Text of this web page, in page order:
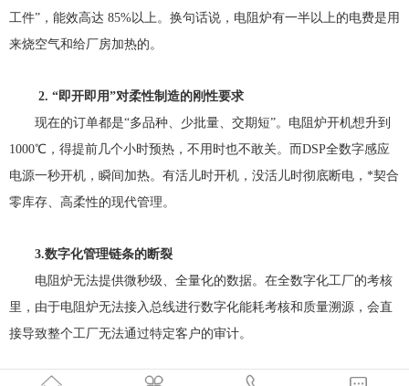
工件”，能效高达 ‭85%以上。换句话说，电阻炉有一半以上的电费是用
来烧空气和给厂房加热的。
2. “即开即用”对柔性制造的刚性要求
现在的订单都是“多品种、少批量、交期短”。电阻炉开机想升到
1000℃，得提前几个小时预热，不用时也不敢关。而DSP全数字感应
电源一秒开机，瞬间加热。有活儿时开机，没活儿时彻底断电，*契合
零库存、高柔性的现代管理。
3.数字化管理链条的断裂
电阻炉无法提供微秒级、全量化的数据。在全数字化工厂的考核
里，由于电阻炉无法接入总线进行数字化能耗考核和质量溯源，会直
接导致整个工厂无法通过特定客户的审计。